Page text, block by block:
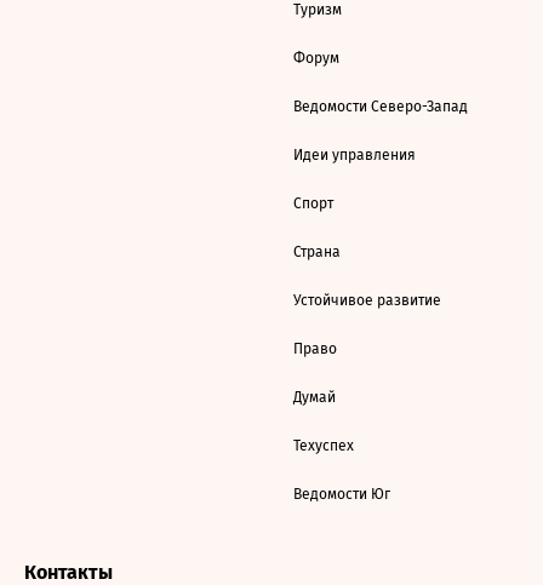
Туризм
Форум
Ведомости Северо-Запад
Идеи управления
Спорт
Страна
Устойчивое развитие
Право
Думай
Техуспех
Ведомости Юг
Контакты